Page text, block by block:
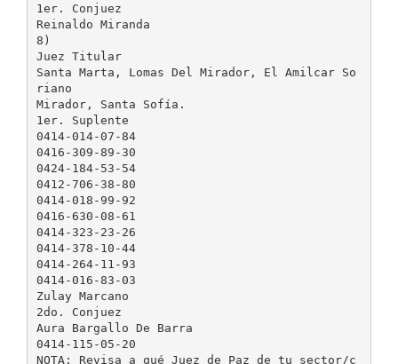
1er. Conjuez
Reinaldo Miranda
8)
Juez Titular
Santa Marta, Lomas Del Mirador, El Amilcar So
riano
Mirador, Santa Sofía.
1er. Suplente
0414-014-07-84
0416-309-89-30
0424-184-53-54
0412-706-38-80
0414-018-99-92
0416-630-08-61
0414-323-23-26
0414-378-10-44
0414-264-11-93
0414-016-83-03
Zulay Marcano
2do. Conjuez
Aura Bargallo De Barra
0414-115-05-20
NOTA: Revisa a qué Juez de Paz de tu sector/c